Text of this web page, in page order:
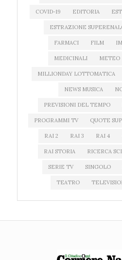
COVID-19 EDITORIA
ESTRAZIONE
FARMACI FILM
MEDICINALI METEO
MILLIONDAY LOTTOMATICA
NEWS MUSICA
PREVISIONI DEL TEMPO
PROGRAMMI TV QUOTE
RAI 2 RAI 3 RAI 4
RAI STORIA RICERCA
SERIE TV SINGOLO
TEATRO